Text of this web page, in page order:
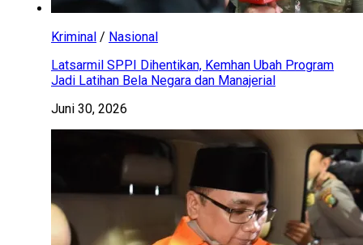
Kriminal / Nasional
Latsarmil SPPI Dihentikan, Kemhan Ubah Program
Jadi Latihan Bela Negara dan Manajerial
Juni 30, 2026